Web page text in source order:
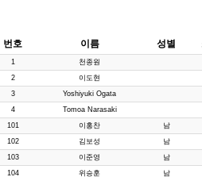
번호 이름 성별
1 천종원
2
이도현
3
Yoshiyuki Ogata
4
Tomoa Narasaki
101
이홍찬 남
102
김보성 남
103
이준영 남
104
위승훈 남